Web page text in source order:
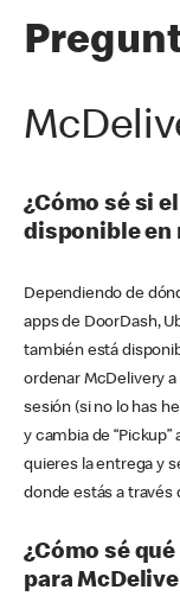
¿Cómo sé si
disponible en
Dependiendo de
apps de DoorDash,
también está
ordenar McDelivery
sesión (si no lo has
y cambia de “Pickup”
quieres la entrega y
donde estás a través
¿Cómo sé
para